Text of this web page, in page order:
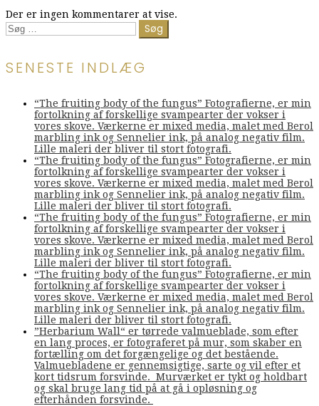
Der er ingen kommentarer at vise.
Søg
efter:
SENESTE INDLÆG
“The fruiting body of the fungus” Fotografierne, er min
fortolkning af forskellige svampearter der vokser i
vores skove. Værkerne er mixed media, malet med Berol
marbling ink og Sennelier ink, på analog negativ film.
Lille maleri der bliver til stort fotografi.
“The fruiting body of the fungus” Fotografierne, er min
fortolkning af forskellige svampearter der vokser i
vores skove. Værkerne er mixed media, malet med Berol
marbling ink og Sennelier ink, på analog negativ film.
Lille maleri der bliver til stort fotografi.
“The fruiting body of the fungus” Fotografierne, er min
fortolkning af forskellige svampearter der vokser i
vores skove. Værkerne er mixed media, malet med Berol
marbling ink og Sennelier ink, på analog negativ film.
Lille maleri der bliver til stort fotografi.
“The fruiting body of the fungus” Fotografierne, er min
fortolkning af forskellige svampearter der vokser i
vores skove. Værkerne er mixed media, malet med Berol
marbling ink og Sennelier ink, på analog negativ film.
Lille maleri der bliver til stort fotografi.
”Herbarium Wall“ er tørrede valmueblade, som efter
en lang proces, er fotograferet på mur, som skaber en
fortælling om det forgængelige og det bestående.
Valmuebladene er gennemsigtige, sarte og vil efter et
kort tidsrum forsvinde. Murværket er tykt og holdbart
og skal bruge lang tid på at gå i opløsning og
efterhånden forsvinde.